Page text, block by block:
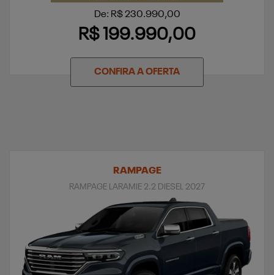
De: R$ 230.990,00
R$ 199.990,00
CONFIRA A OFERTA
RAMPAGE
RAMPAGE LARAMIE 2.2 DIESEL 2027